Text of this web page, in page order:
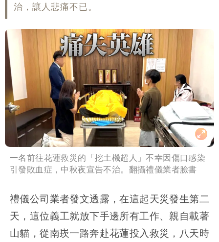
治，讓人悲痛不已。
一名前往花蓮救災的「挖土機超人」不幸因傷口感染
引發敗血症，中秋夜宣告不治。翻攝禮儀業者臉書
禮儀公司業者發文透露，在這起天災發生第二
天，這位義工就放下手邊所有工作、親自載著
山貓，從南崁一路奔赴花蓮投入救災，八天時